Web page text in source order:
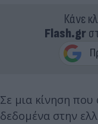
Κάνε
Flash.gr
Σε μια κίνηση που
δεδομένα στην